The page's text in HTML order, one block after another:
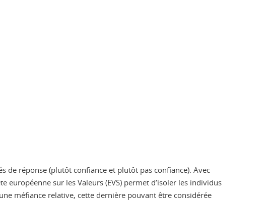
de réponse (plutôt confiance et plutôt pas confiance). Avec
européenne sur les Valeurs (EVS) permet d’isoler les individus
méfiance relative, cette dernière pouvant être considérée